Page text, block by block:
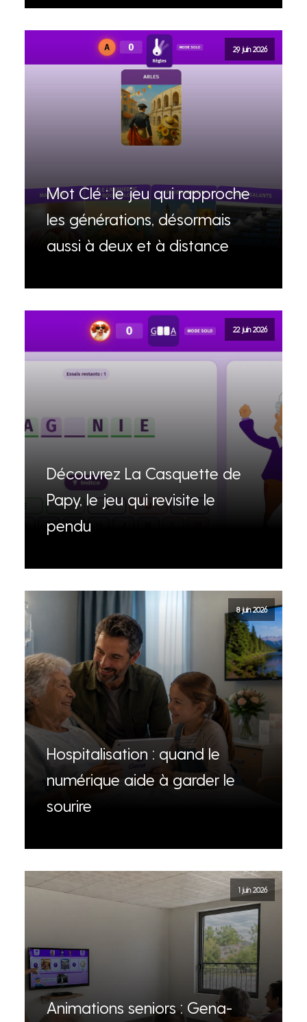
29 juin 2026
Mot Clé : le jeu qui rapproche
les générations, désormais
aussi à deux et à distance
22 juin 2026
Découvrez La Casquette de
Papy, le jeu qui revisite le
pendu
8 juin 2026
Hospitalisation : quand le
numérique aide à garder le
sourire
1 juin 2026
Animations seniors : Gena-